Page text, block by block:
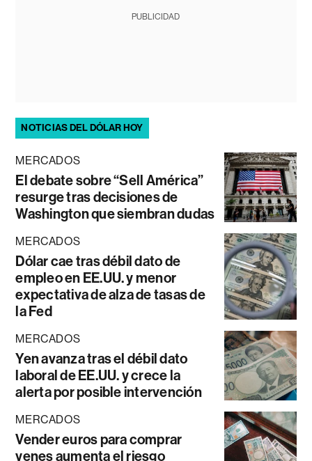
PUBLICIDAD
NOTICIAS DEL DÓLAR HOY
MERCADOS
El debate sobre “Sell América”
resurge tras decisiones de
Washington que siembran dudas
MERCADOS
Dólar cae tras débil dato de
empleo en EE.UU. y menor
expectativa de alza de tasas de
la Fed
MERCADOS
Yen avanza tras el débil dato
laboral de EE.UU. y crece la
alerta por posible intervención
MERCADOS
Vender euros para comprar
yenes aumenta el riesgo